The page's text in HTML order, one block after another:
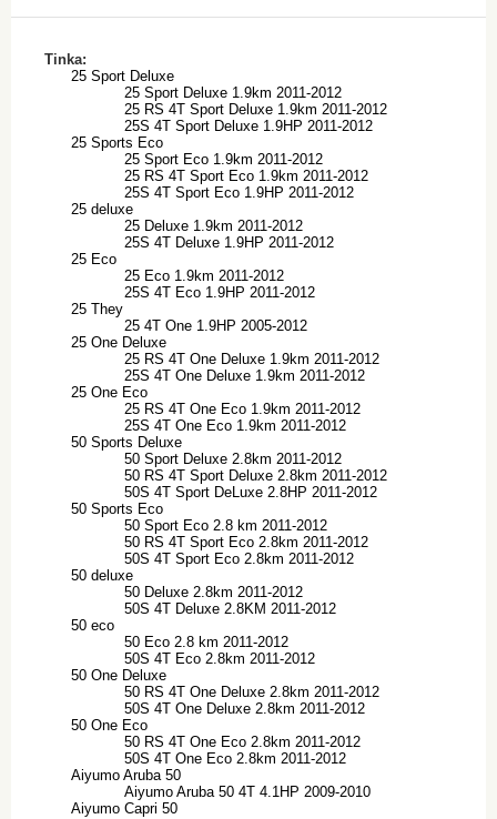
Tinka:
25 Sport Deluxe
25 Sport Deluxe 1.9km 2011-2012
25 RS 4T Sport Deluxe 1.9km 2011-2012
25S 4T Sport Deluxe 1.9HP 2011-2012
25 Sports Eco
25 Sport Eco 1.9km 2011-2012
25 RS 4T Sport Eco 1.9km 2011-2012
25S 4T Sport Eco 1.9HP 2011-2012
25 deluxe
25 Deluxe 1.9km 2011-2012
25S 4T Deluxe 1.9HP 2011-2012
25 Eco
25 Eco 1.9km 2011-2012
25S 4T Eco 1.9HP 2011-2012
25 They
25 4T One 1.9HP 2005-2012
25 One Deluxe
25 RS 4T One Deluxe 1.9km 2011-2012
25S 4T One Deluxe 1.9km 2011-2012
25 One Eco
25 RS 4T One Eco 1.9km 2011-2012
25S 4T One Eco 1.9km 2011-2012
50 Sports Deluxe
50 Sport Deluxe 2.8km 2011-2012
50 RS 4T Sport Deluxe 2.8km 2011-2012
50S 4T Sport DeLuxe 2.8HP 2011-2012
50 Sports Eco
50 Sport Eco 2.8 km 2011-2012
50 RS 4T Sport Eco 2.8km 2011-2012
50S 4T Sport Eco 2.8km 2011-2012
50 deluxe
50 Deluxe 2.8km 2011-2012
50S 4T Deluxe 2.8KM 2011-2012
50 eco
50 Eco 2.8 km 2011-2012
50S 4T Eco 2.8km 2011-2012
50 One Deluxe
50 RS 4T One Deluxe 2.8km 2011-2012
50S 4T One Deluxe 2.8km 2011-2012
50 One Eco
50 RS 4T One Eco 2.8km 2011-2012
50S 4T One Eco 2.8km 2011-2012
Aiyumo Aruba 50
Aiyumo Aruba 50 4T 4.1HP 2009-2010
Aiyumo Capri 50